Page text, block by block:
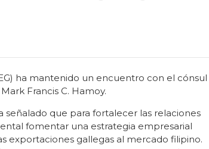
ha mantenido un encuentro con el cónsul
Francis C. Hamoy.
señalado que para fortalecer las relaciones
fomentar una estrategia empresarial
exportaciones gallegas al mercado filipino.